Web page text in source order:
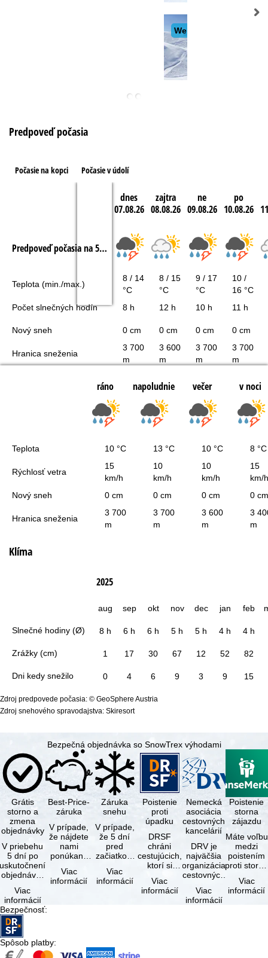
Predpoveď počasia
Počasie na kopci Počasie v údolí
dnes
07.08.26
zajtra
08.08.26
ne
09.08.26
po
10.08.26
Predpoveď počasia na 5 dní
Teplota (min./max.)
8 / 14
°C
8 / 15
°C
9 / 17
°C
10 /
16 °C
Počet slnečných hodín
8 h 12 h 10 h 11 h
Nový sneh 0 cm 0 cm 0 cm 0 cm
Hranica sneženia
3 700
m
3 600
m
3 700
m
3 700
m
ráno napoludnie večer v noci
Teplota 10 °C 13 °C 10 °C 8 °C
Rýchlosť vetra
15
km/h
10
km/h
10
km/h
15
km/h
Nový sneh
0 cm 0 cm 0 cm 0 cm
Hranica sneženia
3 700
m
3 700
m
3 600
m
3
m
Klíma
Slnečné hodiny (Ø)
Zrážky (cm)
Dni kedy snežilo
2025
aug sep okt nov dec jan feb
8 h 6 h 6 h 5 h 5 h 4 h 4 h
1 17 30 67 12 52 82
0 4 6 9 3 9 15
Zdroj predpovede počasia: © GeoSphere Austria
Zdroj snehového spravodajstva: Skiresort
Bezpečná objednávka so SnowTrex výhodami
Grátis
storno a
zmena
objednávky
V priebehu
5 dní po
uskutočnení
objednávky
tejto
objednávky
bezplatne
…
Viac
informácií
Best-Price-
záruka
V prípade,
že nájdete
nami
ponúkaný
rovnakými
službami
Viac
informácií
Záruka
snehu
V prípade,
že 5 dní
pred
začiatkom
(deň
príjazdu)
Viac
informácií
Poistenie
proti
úpadku
DRSF
chráni
cestujúcich,
ktorí si
zájazd
alebo
Viac
informácií
Nemecká
asociácia
cestovných
kancelárií
DRV je
najväčšia
organizácia
cestovných
organizátorov
zájazdov v …
Viac
informácií
Poistenie
storna
zájazdu
Máte voľbu
medzi
poistením
proti stornu
cestovným
Viac
informácií
Bezpečnosť:
Spôsob platby: